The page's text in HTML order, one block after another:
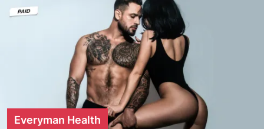
Everyman Health